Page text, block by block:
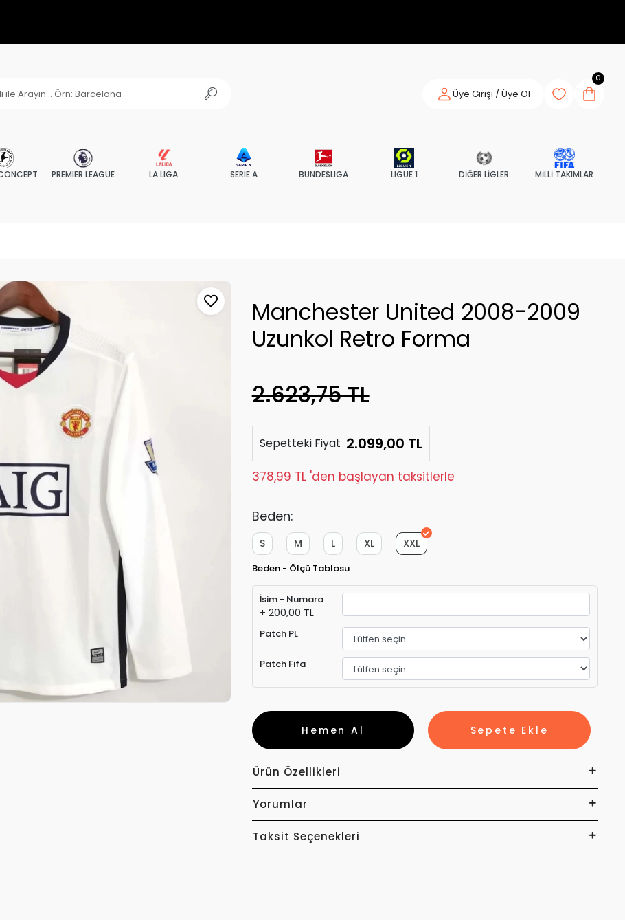
Üye Girişi / Üye Ol
0
PREMIER LEAGUE LA LIGA SERIE A BUNDESLIGA LIGUE 1 DİĞER LİGLER MİLLİ TAKIMLAR
Manchester United 2008-2009
Uzunkol Retro Forma
2.623,75 TL
Sepetteki Fiyat 2.099,00 TL
378,99 TL 'den başlayan taksitlerle
Beden:
XXL
XL
L
M
S
Beden - Ölçü Tablosu
İsim - Numara
+ 200,00 TL
Patch PL
Patch Fifa
Sepete Ekle
Hemen Al
Ürün Özellikleri
Yorumlar
Taksit Seçenekleri